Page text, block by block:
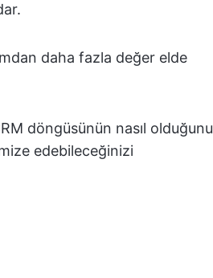
daha fazla değer elde
döngüsünün nasıl olduğunu
edebileceğinizi